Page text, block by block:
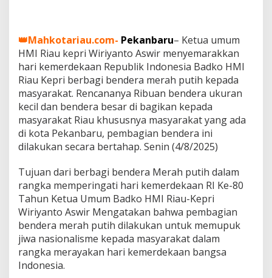
u
K
e
p
r
i
B
e
r
b
g
i
B
e
n
d
r
a
👑Mahkotariau.com- Pekanbaru– Ketua umum
HMI Riau kepri Wiriyanto Aswir menyemarakkan
hari kemerdekaan Republik Indonesia Badko HMI
Riau Kepri berbagi bendera merah putih kepada
masyarakat. Rencananya Ribuan bendera ukuran
kecil dan bendera besar di bagikan kepada
masyarakat Riau khususnya masyarakat yang ada
di kota Pekanbaru, pembagian bendera ini
dilakukan secara bertahap. Senin (4/8/2025)
Tujuan dari berbagi bendera Merah putih dalam
rangka memperingati hari kemerdekaan RI Ke-80
Tahun Ketua Umum Badko HMI Riau-Kepri
Wiriyanto Aswir Mengatakan bahwa pembagian
bendera merah putih dilakukan untuk memupuk
jiwa nasionalisme kepada masyarakat dalam
rangka merayakan hari kemerdekaan bangsa
Indonesia.